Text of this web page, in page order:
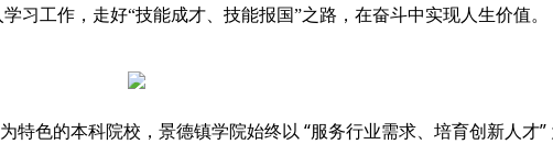
工作，走好“技能成才、技能报国”之路，在奋斗中实现人生价值。
特色的本科院校，景德镇学院始终以 “服务行业需求、培育创新人才”